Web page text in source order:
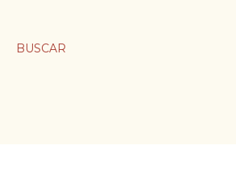
BUSCAR